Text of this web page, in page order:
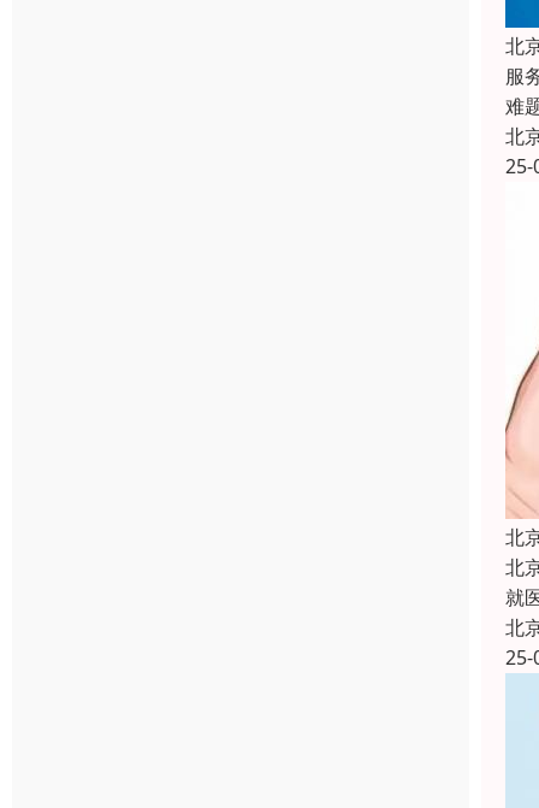
北
服
难
北
25-
北
北
就
北
25-